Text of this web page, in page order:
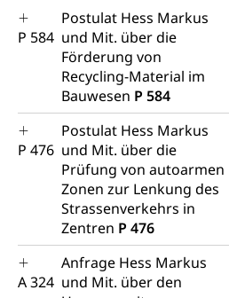
P 584
Postulat Hess Markus
und Mit. über die
Förderung von
Recycling-Material im
Bauwesen P 584
P 476
Postulat Hess Markus
und Mit. über die
Prüfung von autoarmen
Zonen zur Lenkung des
Strassenverkehrs in
Zentren P 476
A 324
Anfrage Hess Markus
und Mit. über den
Schienenverkehr, Zugverkehr,
Transportmittel, öffentlicher
Verkehrsverbund
Öffentlicher Verkehr
Schifffahrt
Schiffsverkehr,
Flussschifffahrt
Schifffahrt
Strasse
Autoverkehr, Lastwagenverkehr,
leistungsabhängige
Langsamverkehr,
Individualverkehr
zentras (Betrieb und